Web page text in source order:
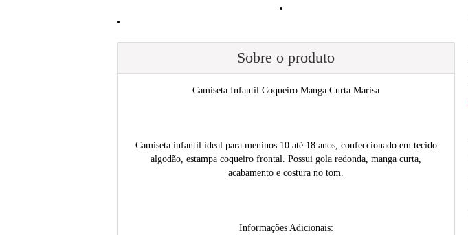
Sobre o produto
Camiseta Infantil Coqueiro Manga Curta Marisa
Camiseta infantil ideal para meninos 10 até 18 anos, confeccionado em tecido
algodão, estampa coqueiro frontal. Possui gola redonda, manga curta,
acabamento e costura no tom.
Informações Adicionais: